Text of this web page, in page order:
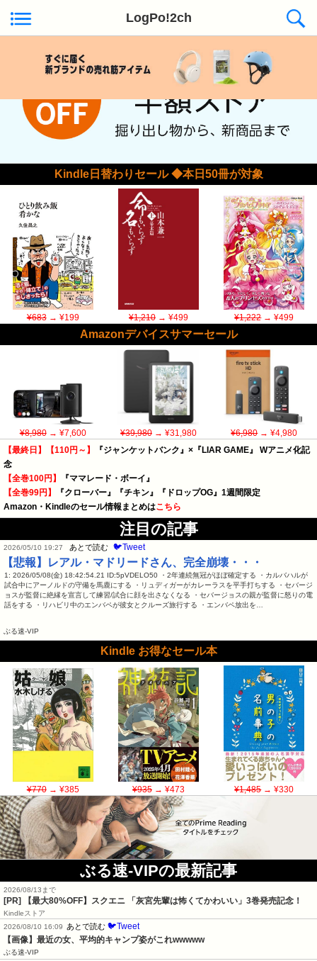
LogPo!2ch
Kindle日替わりセール ◆本日50冊が対象
¥683→ ¥199 ¥1,210→ ¥499 ¥1,222→ ¥499
Amazonデバイスサマーセール
¥8,980→ ¥7,600 ¥39,980→ ¥31,980 ¥6,980→ ¥4,980
【最終日】【110円～】
『ジャンケットバンク』×『LIAR GAME』 Wアニメ化記
念
【全巻100円】
『ママレード・ボーイ』
【全巻99円】
『クローバー』『チキン』『ドロップOG』1週間限定
Amazon・Kindleのセール情報まとめはこちら
注目の記事
2026/05/10 19:27 あとで読む 🐦Tweet
【悲報】レアル・マドリードさん、完全崩壊・・・
1: 2026/05/08(金) 18:42:54.21 ID:5pVDELO50 ・2年連続無冠がほぼ確定する ・カルバハルが
試合中にアーノルドの守備を馬鹿にする ・リュディガーがカレーラスを平手打ちする ・セバージ
ョスが監督に絶縁を宣言して練習/試合に顔を出さなくなる ・セバージョスの親が監督に怒りの電
話をする ・リハビリ中のエンバペが彼女とクルーズ旅行する ・エンバペ放出を…
ぶる速-VIP
Kindle お得なセール本
¥770→ ¥385 ¥935→ ¥473 ¥1,485→ ¥330
ぶる速-VIPの最新記事
2026/08/13まで
[PR] 【最大80%OFF】スクエニ 「灰宮先輩は怖くてかわいい」3巻発売記念！
Kindleストア
2026/08/10 16:09
あとで読む 🐦Tweet
【画像】最近の女、平均的キャンプ姿がこれwwwww
ぶる速-VIP